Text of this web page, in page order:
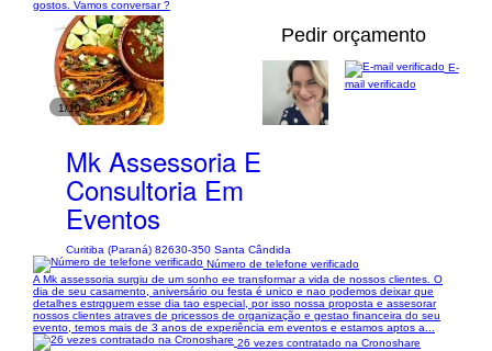
gostos. Vamos conversar ?
1/10
Pedir orçamento
Mk Assessoria E
Consultoria Em
Eventos
Curitiba (Paraná) 82630-350 Santa Cândida
E-
mail verificado
Número de telefone verificado
A Mk assessoria surgiu de um sonho ee transformar a vida de nossos clientes. O
dia de seu casamento, aniversário ou festa é unico e nao podemos deixar que
detalhes estrqguem esse dia tao especial, por isso nossa proposta e assesorar
nossos clientes atraves de pricessos de organização e gestao financeira do seu
evento, temos mais de 3 anos de experiência em eventos e estamos aptos a...
26 vezes contratado na Cronoshare